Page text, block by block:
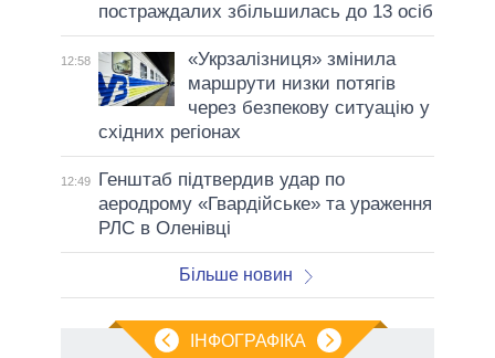
постраждалих збільшилась до 13 осіб
12:58
«Укрзалізниця» змінила
маршрути низки потягів
через безпекову ситуацію у
східних регіонах
12:49
Генштаб підтвердив удар по
аеродрому «Гвардійське» та ураження
РЛС в Оленівці
Більше новин
ІНФОГРАФІКА